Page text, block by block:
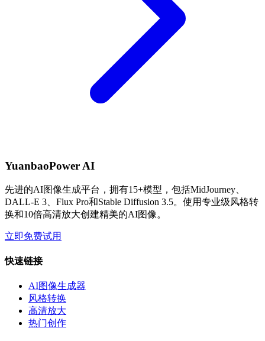
YuanbaoPower AI
先进的AI图像生成平台，拥有15+模型，包括MidJourney、
DALL-E 3、Flux Pro和Stable Diffusion 3.5。使用专业级风格转
换和10倍高清放大创建精美的AI图像。
立即免费试用
快速链接
AI图像生成器
风格转换
高清放大
热门创作